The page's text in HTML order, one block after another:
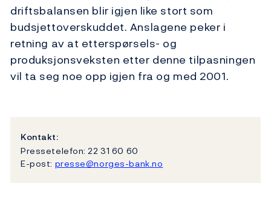
driftsbalansen blir igjen like stort som
budsjettoverskuddet. Anslagene peker i
retning av at etterspørsels- og
produksjonsveksten etter denne tilpasningen
vil ta seg noe opp igjen fra og med 2001.
Kontakt:
Pressetelefon: 22 31 60 60
E-post: presse@norges-bank.no